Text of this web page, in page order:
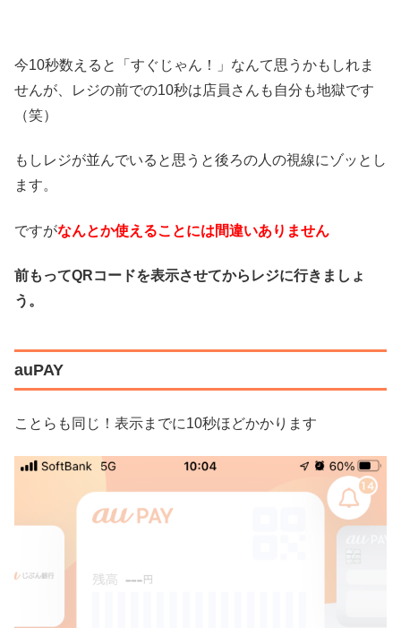
今10秒数えると「すぐじゃん！」なんて思うかもしれま
せんが、レジの前での10秒は店員さんも自分も地獄です
（笑）
もしレジが並んでいると思うと後ろの人の視線にゾッとし
ます。
ですがなんとか使えることには間違いありません
前もってQRコードを表示させてからレジに行きましょ
う。
auPAY
ことらも同じ！表示までに10秒ほどかかります